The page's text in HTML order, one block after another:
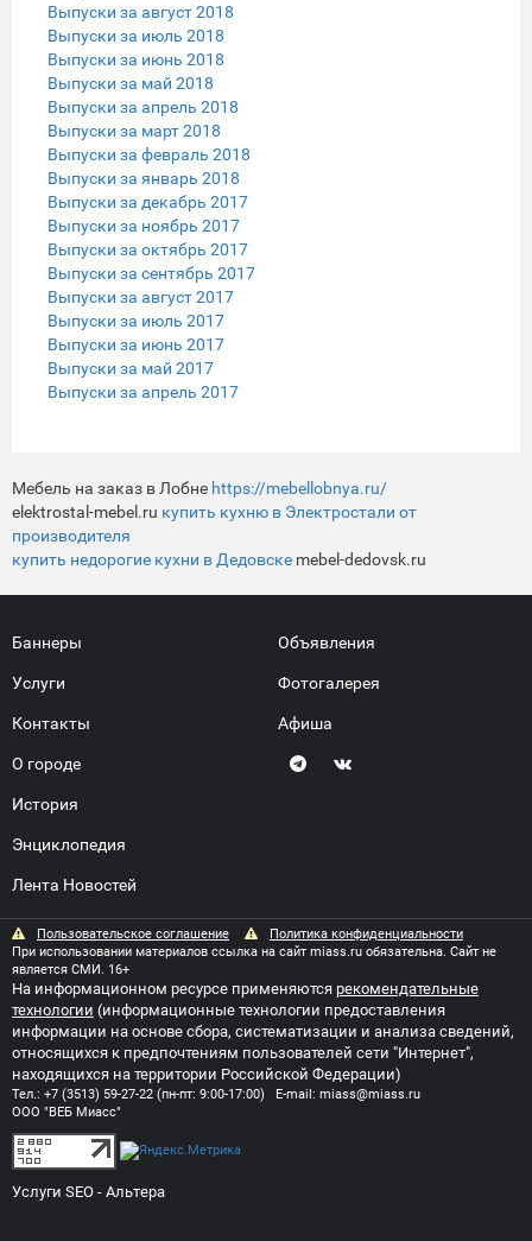
Выпуски за август 2018
Выпуски за июль 2018
Выпуски за июнь 2018
Выпуски за май 2018
Выпуски за апрель 2018
Выпуски за март 2018
Выпуски за февраль 2018
Выпуски за январь 2018
Выпуски за декабрь 2017
Выпуски за ноябрь 2017
Выпуски за октябрь 2017
Выпуски за сентябрь 2017
Выпуски за август 2017
Выпуски за июль 2017
Выпуски за июнь 2017
Выпуски за май 2017
Выпуски за апрель 2017
Мебель на заказ в Лобне https://mebellobnya.ru/
elektrostal-mebel.ru купить кухню в Электростали от
производителя
купить недорогие кухни в Дедовске mebel-dedovsk.ru
Баннеры
Услуги
Контакты
О городе
История
Энциклопедия
Лента Новостей
Объявления
Фотогалерея
Афиша
Пользовательское соглашение
Политика конфиденциальности
При использовании материалов ссылка на сайт miass.ru обязательна. Сайт не
является СМИ. 16+
На информационном ресурсе применяются рекомендательные
технологии (информационные технологии предоставления
информации на основе сбора, систематизации и анализа сведений,
относящихся к предпочтениям пользователей сети "Интернет",
находящихся на территории Российской Федерации)
Тел.: +7 (3513) 59-27-22 (пн-пт: 9:00-17:00) E-mail: miass@miass.ru
ООО "ВЕБ Миасс"
Услуги SEO - Альтера